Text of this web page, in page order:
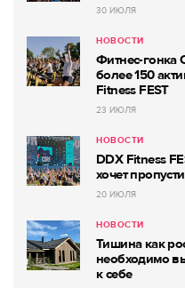
30 ИЮЛЯ
НОВОСТИ
Фитнес-гонка
более 150
Fitness FEST
23 ИЮЛЯ
НОВОСТИ
DDX Fitness
хочет
20 ИЮЛЯ
НОВОСТИ
Тишина как
необходимо
к себе